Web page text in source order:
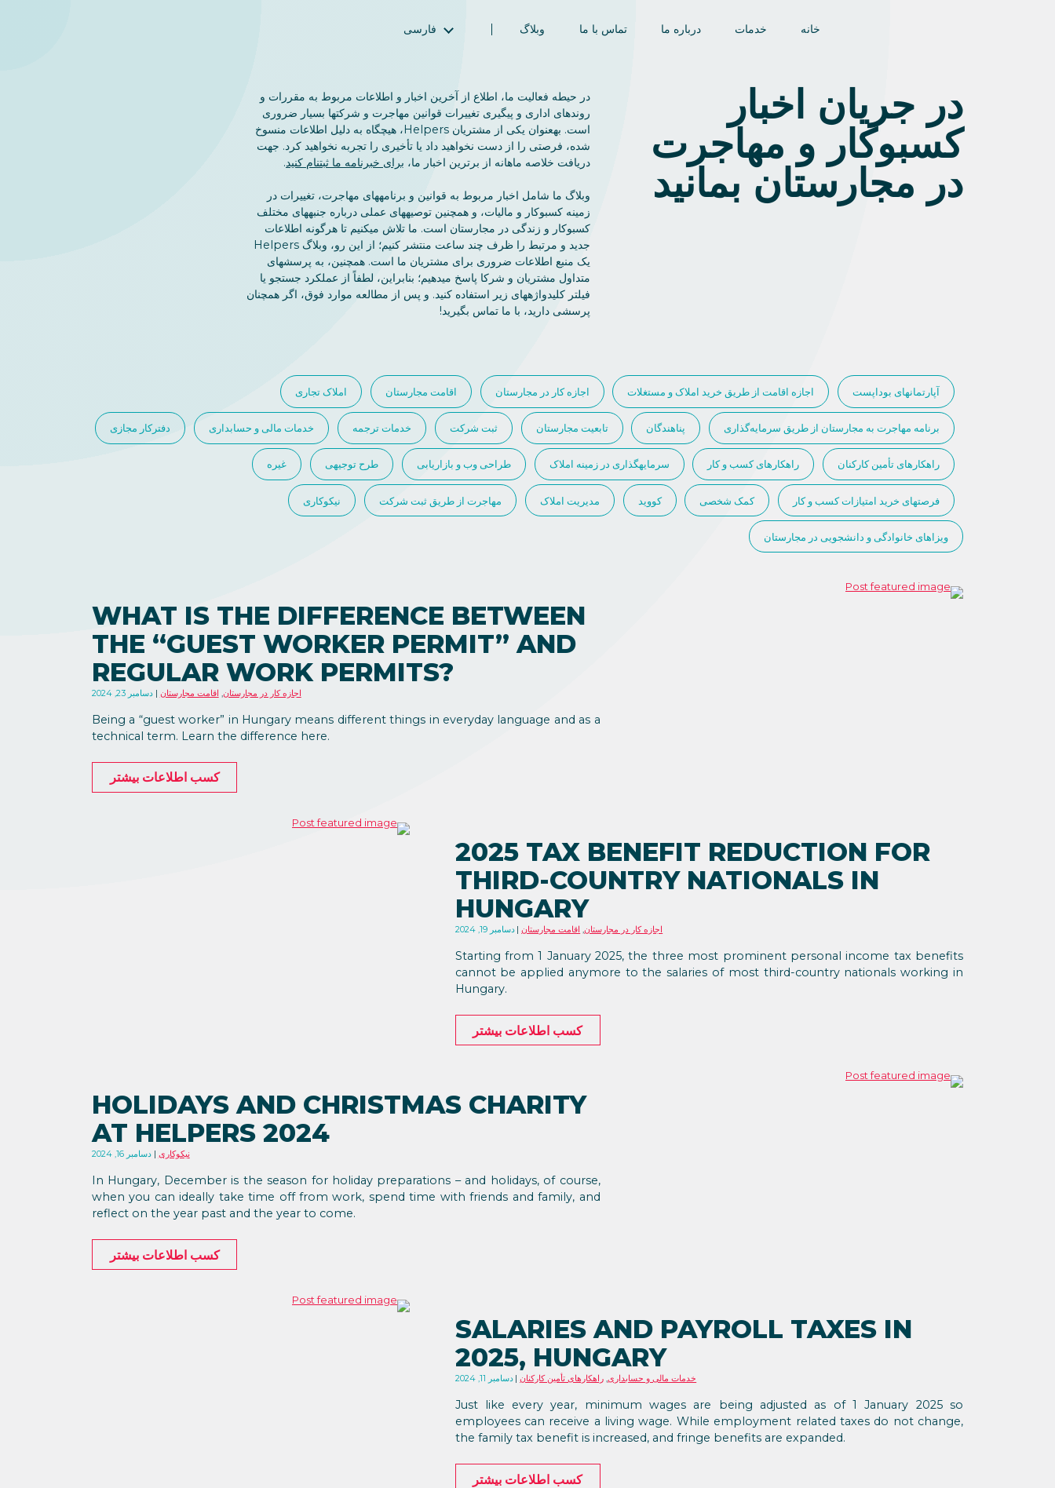
خانه خدمات درباره ما تماس با ما وبلاگ فارسی
العربية (عربی)
Русский (روسی)
Español (اسپانیایی)
简体中文 (چینی ساده‌شده)
در جریان اخبار
کسبوکار و مهاجرت
در مجارستان بمانید
در حیطه فعالیت ما، اطلاع از آخرین اخبار و اطلاعات مربوط به مقررات و
روندهای اداری و پیگیری تغییرات قوانین مهاجرت و شرکتها بسیار ضروری
است. بهعنوان یکی از مشتریان Helpers، هیچگاه به دلیل اطلاعات منسوخ
شده، فرصتی را از دست نخواهید داد یا تأخیری را تجربه نخواهید کرد. جهت
دریافت خلاصه ماهانه از برترین اخبار ما، برای خبرنامه ما ثبتنام کنید.
وبلاگ ما شامل اخبار مربوط به قوانین و برنامههای مهاجرت، تغییرات در
زمینه کسبوکار و مالیات، و همچنین توصیههای عملی درباره جنبههای مختلف
کسبوکار و زندگی در مجارستان است. ما تلاش میکنیم تا هرگونه اطلاعات
جدید و مرتبط را ظرف چند ساعت منتشر کنیم؛ از این رو، وبلاگ Helpers
یک منبع اطلاعات ضروری برای مشتریان ما است. همچنین، به پرسشهای
متداول مشتریان و شرکا پاسخ میدهیم؛ بنابراین، لطفاً از عملکرد جستجو یا
فیلتر کلیدواژههای زیر استفاده کنید. و پس از مطالعه موارد فوق، اگر همچنان
پرسشی دارید، با ما تماس بگیرید!
آپارتمانهای بوداپست اجازه اقامت از طریق خرید املاک و مستغلات اجازه کار در مجارستان اقامت مجارستان املاک تجاری
برنامه مهاجرت به مجارستان از طریق سرمایه‌گذاری پناهندگان تابعیت مجارستان ثبت شرکت خدمات ترجمه خدمات مالی و حسابداری دفترکار مجازی
راهکارهای تأمین کارکنان راهکارهای کسب و کار سرمایهگذاری در زمینه املاک طراحی وب و بازاریابی طرح توجیهی غیره
فرصتهای خرید امتیازات کسب و کار کمک شخصی کووید مدیریت املاک مهاجرت از طریق ثبت شرکت نیکوکاری
ویزاهای خانوادگی و دانشجویی در مجارستان
WHAT IS THE DIFFERENCE BETWEEN
THE “GUEST WORKER PERMIT” AND
REGULAR WORK PERMITS?
دسامبر 23, 2024 اجازه کار در مجارستان اقامت مجارستان
Being a “guest worker” in Hungary means different things in everyday language and as a
technical term. Learn the difference here.
کسب اطلاعات بیشتر
2025 TAX BENEFIT REDUCTION FOR
THIRD-COUNTRY NATIONALS IN
HUNGARY
دسامبر 19, 2024 اجازه کار در مجارستان, اقامت مجارستان
Starting from 1 January 2025, the three most prominent personal income tax benefits
cannot be applied anymore to the salaries of most third-country nationals working in
Hungary.
کسب اطلاعات بیشتر
HOLIDAYS AND CHRISTMAS CHARITY
AT HELPERS 2024
دسامبر 16, 2024 نیکوکاری
In Hungary, December is the season for holiday preparations – and holidays, of course,
when you can ideally take time off from work, spend time with friends and family, and
reflect on the year past and the year to come.
کسب اطلاعات بیشتر
SALARIES AND PAYROLL TAXES IN
2025, HUNGARY
دسامبر 11, 2024 خدمات مالی و حسابداری, راهکارهای تأمین کارکنان
Just like every year, minimum wages are being adjusted as of 1 January 2025 so
employees can receive a living wage. While employment related taxes do not change,
the family tax benefit is increased, and fringe benefits are expanded.
کسب اطلاعات بیشتر